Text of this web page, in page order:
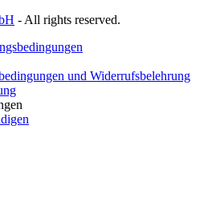
- All rights reserved.
und Widerrufsbelehrung